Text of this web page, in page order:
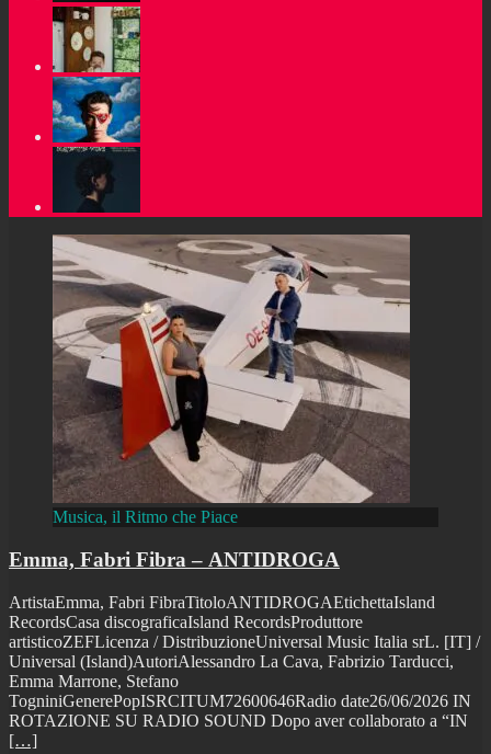
Musica, il Ritmo che Piace
Emma, Fabri Fibra – ANTIDROGA
ArtistaEmma, Fabri FibraTitoloANTIDROGAEtichettaIsland
RecordsCasa discograficaIsland RecordsProduttore
artisticoZEFLicenza / DistribuzioneUniversal Music Italia srL. [IT] /
Universal (Island)AutoriAlessandro La Cava, Fabrizio Tarducci,
Emma Marrone, Stefano
TogniniGenerePopISRCITUM72600646Radio date26/06/2026 IN
ROTAZIONE SU RADIO SOUND Dopo aver collaborato a “IN
[…]